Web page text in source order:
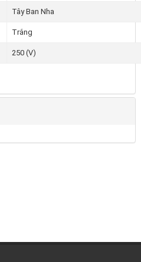
Tây Ban Nha
Trắng
250 (V)